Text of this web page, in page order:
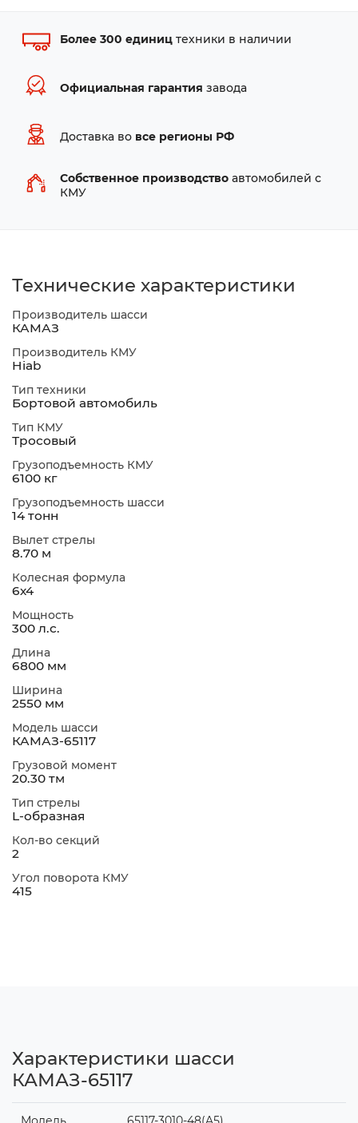
Более 300 единиц техники в наличии
Официальная гарантия завода
Доставка во все регионы РФ
Собственное производство автомобилей с
КМУ
Технические характеристики
Производитель шасси
КАМАЗ
Производитель КМУ
Hiab
Тип техники
Бортовой автомобиль
Тип КМУ
Тросовый
Грузоподъемность КМУ
6100 кг
Грузоподъемность шасси
14 тонн
Вылет стрелы
8.70 м
Колесная формула
6х4
Мощность
300 л.с.
Длина
6800 мм
Ширина
2550 мм
Модель шасси
КАМАЗ-65117
Грузовой момент
20.30 тм
Тип стрелы
L-образная
Кол-во секций
2
Угол поворота КМУ
415
Характеристики шасси
КАМАЗ-65117